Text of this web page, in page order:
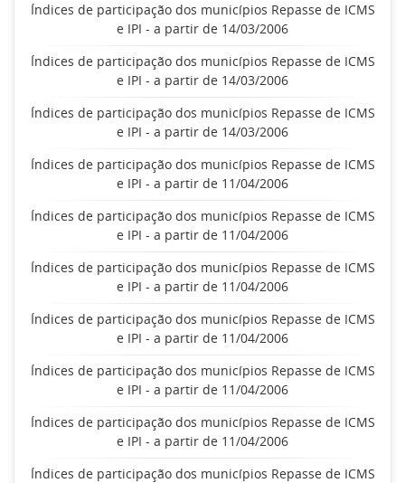
Índices de participação dos municípios Repasse de ICMS
e IPI - a partir de 14/03/2006
Índices de participação dos municípios Repasse de ICMS
e IPI - a partir de 14/03/2006
Índices de participação dos municípios Repasse de ICMS
e IPI - a partir de 14/03/2006
Índices de participação dos municípios Repasse de ICMS
e IPI - a partir de 11/04/2006
Índices de participação dos municípios Repasse de ICMS
e IPI - a partir de 11/04/2006
Índices de participação dos municípios Repasse de ICMS
e IPI - a partir de 11/04/2006
Índices de participação dos municípios Repasse de ICMS
e IPI - a partir de 11/04/2006
Índices de participação dos municípios Repasse de ICMS
e IPI - a partir de 11/04/2006
Índices de participação dos municípios Repasse de ICMS
e IPI - a partir de 11/04/2006
Índices de participação dos municípios Repasse de ICMS